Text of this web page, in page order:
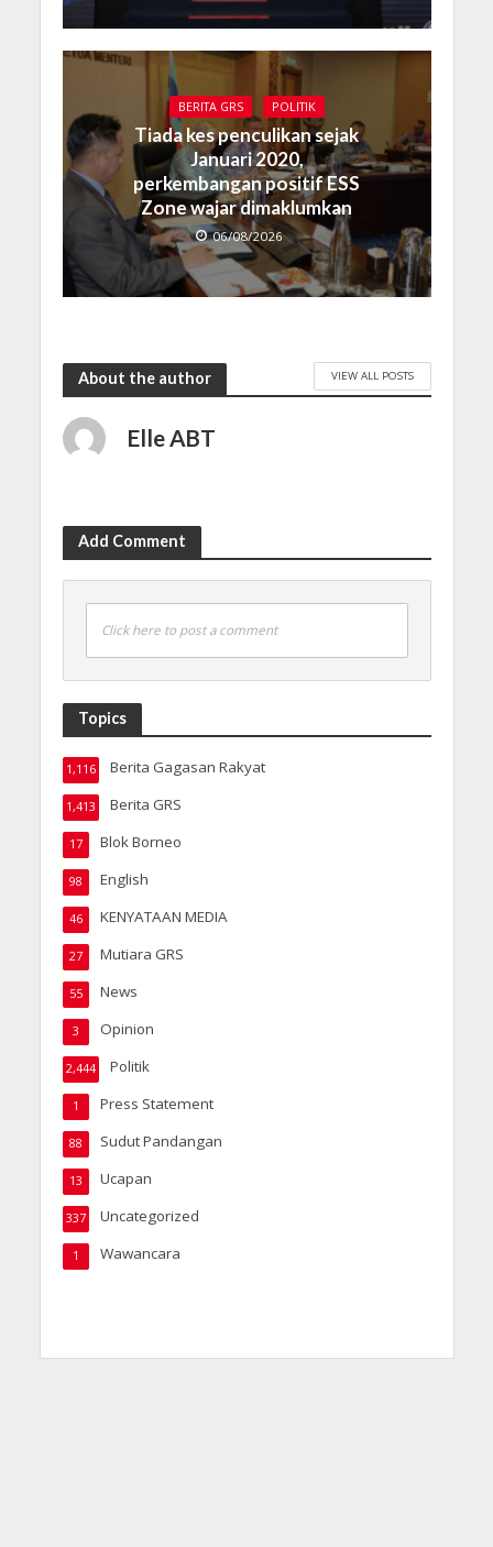
BERITA GRS POLITIK
Tiada kes penculikan sejak
Januari 2020,
perkembangan positif ESS
Zone wajar dimaklumkan
06/08/2026
About the author VIEW ALL POSTS
Elle ABT
Add Comment
Click here to post a comment
Topics
Berita Gagasan Rakyat
1,116
Berita GRS
1,413
Blok Borneo
17
English
98
KENYATAAN MEDIA
46
Mutiara GRS
27
News
55
Opinion
3
Politik
2,444
Press Statement
1
Sudut Pandangan
88
Ucapan
13
Uncategorized
337
Wawancara
1